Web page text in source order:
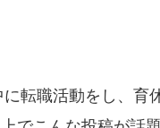
転職活動をし、